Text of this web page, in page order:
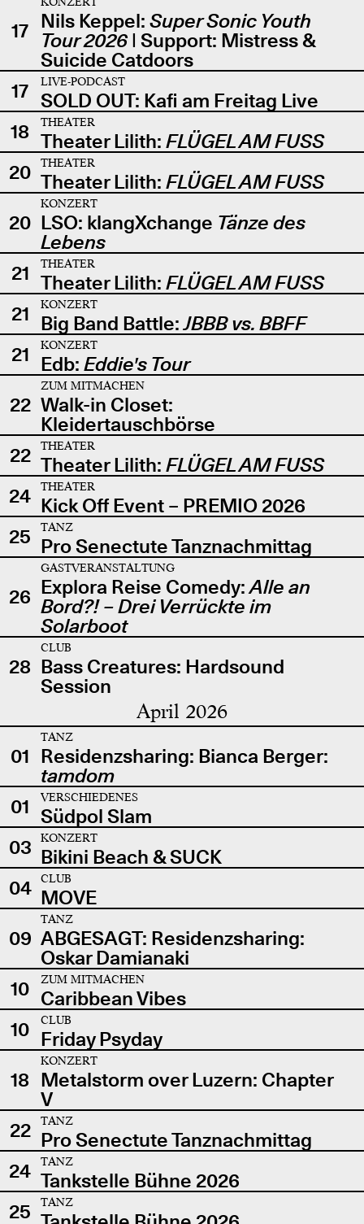
17 Nils Keppel: Super Sonic Youth
Tour 2026| Support: Mistress &
Suicide Catdoors
17
LIVE-PODCAST
SOLD OUT: Kafi am Freitag Live
18
THEATER
Theater Lilith: FLÜGEL AM FUSS
20
THEATER
Theater Lilith: FLÜGEL AM FUSS
20
KONZERT
LSO: klangXchange Tänze des
Lebens
21
THEATER
Theater Lilith: FLÜGEL AM FUSS
21
KONZERT
Big Band Battle:JBBB vs. BBFF
21
KONZERT
Edb: Eddie's Tour
22
ZUM MITMACHEN
Walk-in Closet:
Kleidertauschbörse
22
THEATER
Theater Lilith: FLÜGEL AM FUSS
24
THEATER
Kick Off Event – PREMIO 2026
25
TANZ
Pro Senectute Tanznachmittag
26
GASTVERANSTALTUNG
Explora Reise Comedy:Alle an
Bord?! – Drei Verrückte im
Solarboot
28
CLUB
Bass Creatures: Hardsound
Session
April 2026
01
TANZ
Residenzsharing: Bianca Berger:
tamdom
01
VERSCHIEDENES
Südpol Slam
03
KONZERT
Bikini Beach & SUCK
04
CLUB
MOVE
09
TANZ
ABGESAGT: Residenzsharing:
Oskar Damianaki
10
ZUM MITMACHEN
Caribbean Vibes
10
CLUB
Friday Psyday
18
KONZERT
Metalstorm over Luzern: Chapter
V
22
TANZ
Pro Senectute Tanznachmittag
24
TANZ
Tankstelle Bühne 2026
25
TANZ